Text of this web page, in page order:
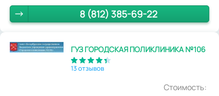
8 (812) 385-69-22
ГУЗ ГОРОДСКАЯ ПОЛИКЛИНИКА №106
13 отзывов
Стоимость: